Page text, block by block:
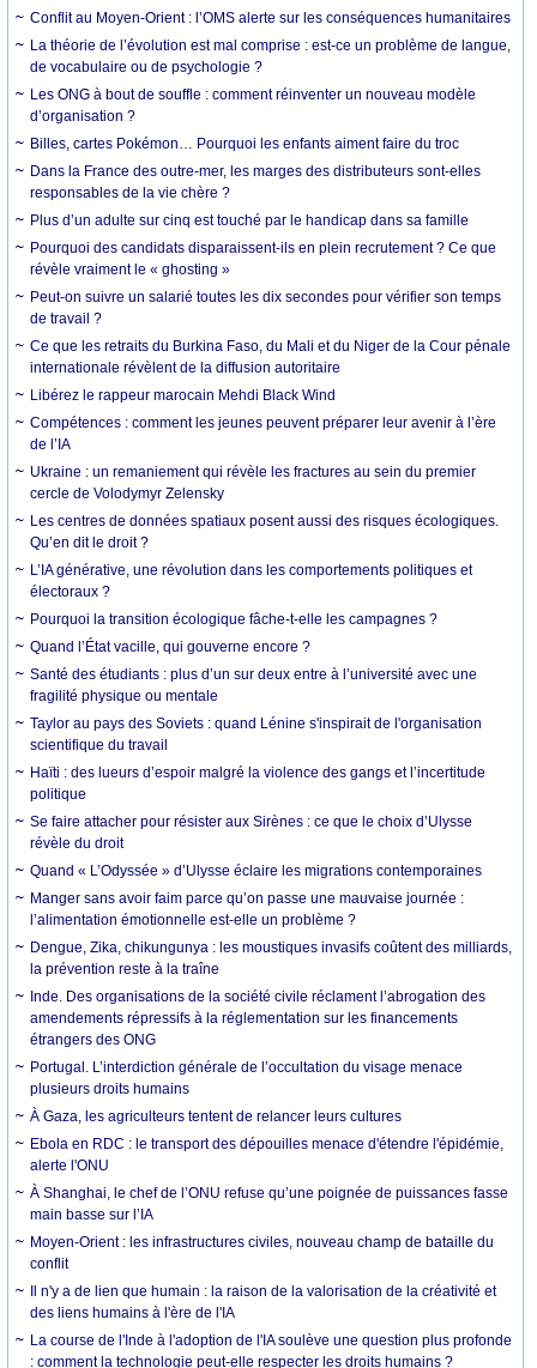
Conflit au Moyen-Orient : l’OMS alerte sur les conséquences humanitaires
La théorie de l’évolution est mal comprise : est-ce un problème de langue,
de vocabulaire ou de psychologie ?
Les ONG à bout de souffle : comment réinventer un nouveau modèle
d’organisation ?
Billes, cartes Pokémon… Pourquoi les enfants aiment faire du troc
Dans la France des outre-mer, les marges des distributeurs sont-elles
responsables de la vie chère ?
Plus d’un adulte sur cinq est touché par le handicap dans sa famille
Pourquoi des candidats disparaissent-ils en plein recrutement ? Ce que
révèle vraiment le « ghosting »
Peut-on suivre un salarié toutes les dix secondes pour vérifier son temps
de travail ?
Ce que les retraits du Burkina Faso, du Mali et du Niger de la Cour pénale
internationale révèlent de la diffusion autoritaire
Libérez le rappeur marocain Mehdi Black Wind
Compétences : comment les jeunes peuvent préparer leur avenir à l’ère
de l’IA
Ukraine : un remaniement qui révèle les fractures au sein du premier
cercle de Volodymyr Zelensky
Les centres de données spatiaux posent aussi des risques écologiques.
Qu’en dit le droit ?
L’IA générative, une révolution dans les comportements politiques et
électoraux ?
Pourquoi la transition écologique fâche-t-elle les campagnes ?
Quand l’État vacille, qui gouverne encore ?
Santé des étudiants : plus d’un sur deux entre à l’université avec une
fragilité physique ou mentale
Taylor au pays des Soviets : quand Lénine s'inspirait de l'organisation
scientifique du travail
Haïti : des lueurs d’espoir malgré la violence des gangs et l’incertitude
politique
Se faire attacher pour résister aux Sirènes : ce que le choix d’Ulysse
révèle du droit
Quand « L’Odyssée » d’Ulysse éclaire les migrations contemporaines
Manger sans avoir faim parce qu’on passe une mauvaise journée :
l’alimentation émotionnelle est-elle un problème ?
Dengue, Zika, chikungunya : les moustiques invasifs coûtent des milliards,
la prévention reste à la traîne
Inde. Des organisations de la société civile réclament l’abrogation des
amendements répressifs à la réglementation sur les financements
étrangers des ONG
Portugal. L’interdiction générale de l’occultation du visage menace
plusieurs droits humains
À Gaza, les agriculteurs tentent de relancer leurs cultures
Ebola en RDC : le transport des dépouilles menace d'étendre l'épidémie,
alerte l'ONU
À Shanghai, le chef de l’ONU refuse qu’une poignée de puissances fasse
main basse sur l’IA
Moyen-Orient : les infrastructures civiles, nouveau champ de bataille du
conflit
Il n'y a de lien que humain : la raison de la valorisation de la créativité et
des liens humains à l'ère de l'IA
La course de l'Inde à l'adoption de l'IA soulève une question plus profonde
: comment la technologie peut-elle respecter les droits humains ?